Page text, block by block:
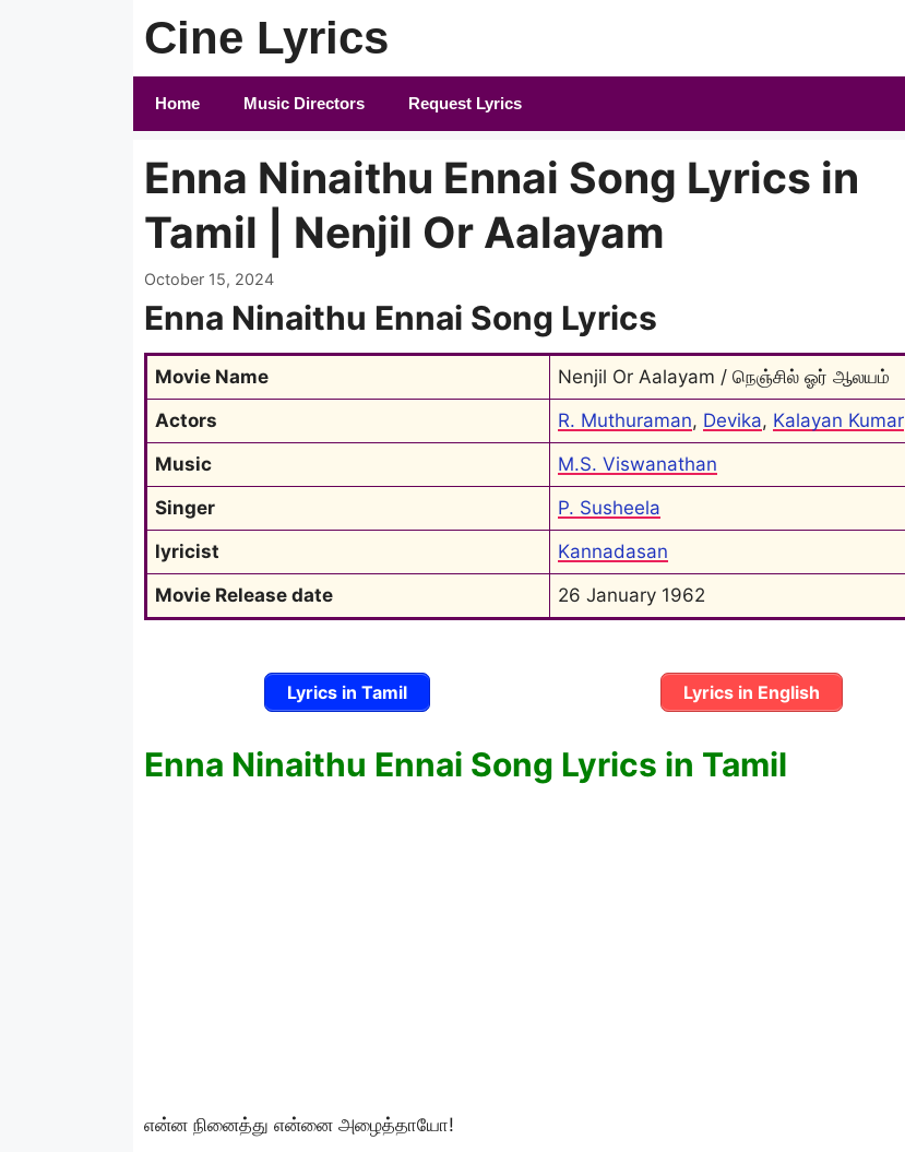
Cine Lyrics
Home Music Directors Request Lyrics
Enna Ninaithu Ennai Song Lyrics in
Tamil | Nenjil Or Aalayam
October 15, 2024
Enna Ninaithu Ennai Song Lyrics
Movie Name
Nenjil Or Aalayam / நெஞ்சில் ஓர் ஆலயம்
Actors
R. Muthuraman, Devika, Kalayan Kumar
Music
M.S. Viswanathan
Singer
P. Susheela
lyricist
Kannadasan
Movie Release date
26 January 1962
Lyrics in Tamil Lyrics in English
Enna Ninaithu Ennai Song Lyrics in Tamil
என்ன நினைத்து என்னை அழைத்தாயோ!